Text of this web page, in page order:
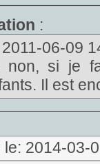
:
06-09
non, si je
Il est
le: 2014-03-